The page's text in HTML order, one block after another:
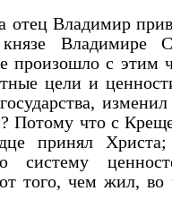
отец Владимир
Владимире
произошло с этим
цели и
Потому что с
принял
систему
того, чем жил, во